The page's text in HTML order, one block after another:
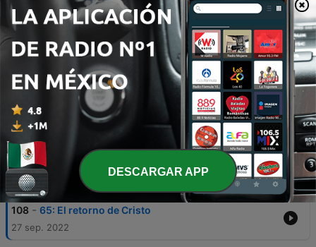
Volumen 1 x
00:00 00:00
Episodios
108 - 65: El retorno de Cristo
27 sep. 2022
DESCARGAR APP